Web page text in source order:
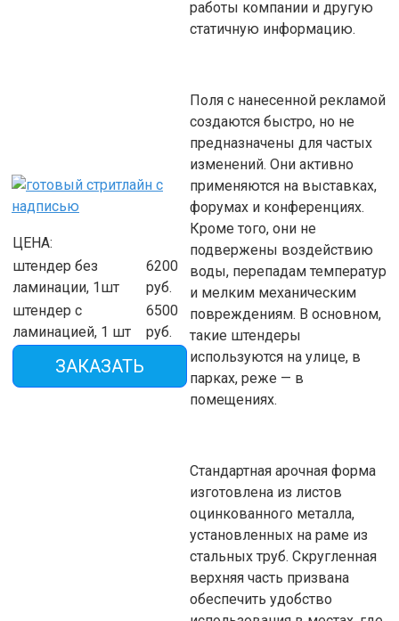
ЦЕНА:
штендер без
ламинации, 1шт
6200
руб.
штендер с
ламинацией, 1 шт
6500
руб.
ЗАКАЗАТЬ
работы компании и другую
статичную информацию.
Поля с нанесенной рекламой
создаются быстро, но не
предназначены для частых
изменений. Они активно
применяются на выставках,
форумах и конференциях.
Кроме того, они не
подвержены воздействию
воды, перепадам температур
и мелким механическим
повреждениям. В основном,
такие штендеры
используются на улице, в
парках, реже — в
помещениях.
Стандартная арочная форма
изготовлена из листов
оцинкованного металла,
установленных на раме из
стальных труб. Скругленная
верхняя часть призвана
обеспечить удобство